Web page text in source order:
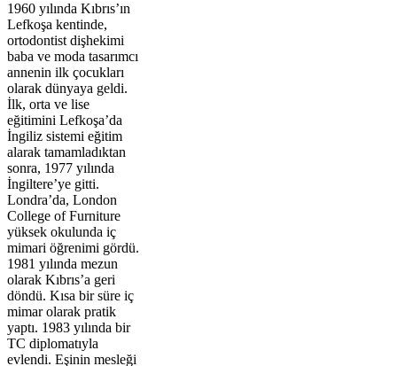
1960 yılında Kıbrıs’ın
Lefkoşa kentinde,
ortodontist dişhekimi
baba ve moda tasarımcı
annenin ilk çocukları
olarak dünyaya geldi.
İlk, orta ve lise
eğitimini Lefkoşa’da
İngiliz sistemi eğitim
alarak tamamladıktan
sonra, 1977 yılında
İngiltere’ye gitti.
Londra’da, London
College of Furniture
yüksek okulunda iç
mimari öğrenimi gördü.
1981 yılında mezun
olarak Kıbrıs’a geri
döndü. Kısa bir süre iç
mimar olarak pratik
yaptı. 1983 yılında bir
TC diplomatıyla
evlendi. Eşinin mesleği